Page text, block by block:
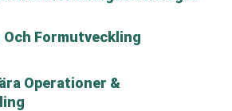
Formutveckling
Operationer &